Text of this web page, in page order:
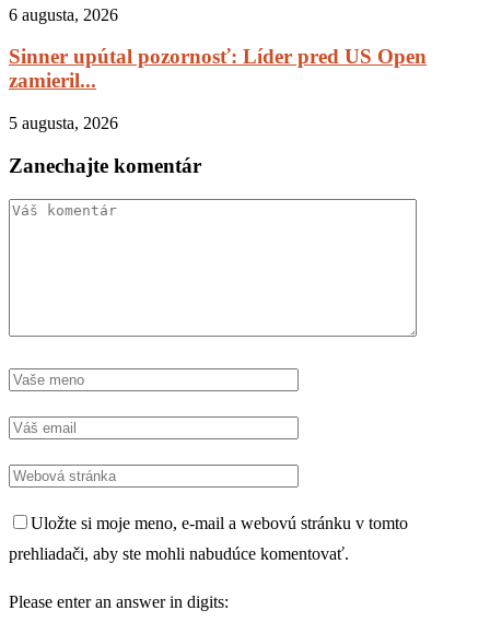
6 augusta, 2026
Sinner upútal pozornosť: Líder pred US Open
zamieril...
5 augusta, 2026
Zanechajte komentár
Uložte si moje meno, e-mail a webovú stránku v tomto
prehliadači, aby ste mohli nabudúce komentovať.
Please enter an answer in digits: